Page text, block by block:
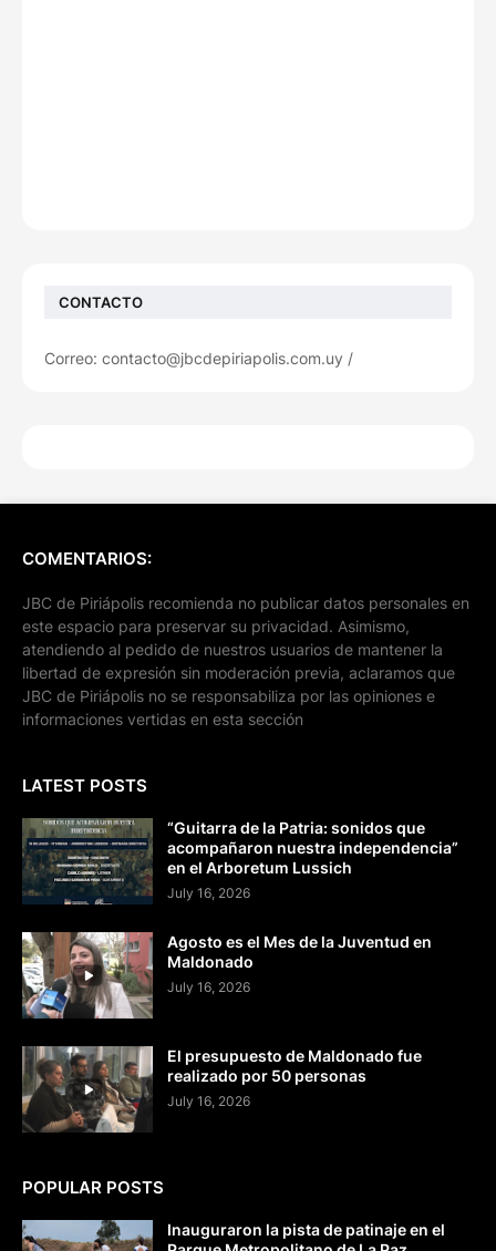
CONTACTO
Correo: contacto@jbcdepiriapolis.com.uy /
COMENTARIOS:
JBC de Piriápolis recomienda no publicar datos personales en
este espacio para preservar su privacidad. Asimismo,
atendiendo al pedido de nuestros usuarios de mantener la
libertad de expresión sin moderación previa, aclaramos que
JBC de Piriápolis no se responsabiliza por las opiniones e
informaciones vertidas en esta sección
LATEST POSTS
“Guitarra de la Patria: sonidos que
acompañaron nuestra independencia”
en el Arboretum Lussich
July 16, 2026
Agosto es el Mes de la Juventud en
Maldonado
July 16, 2026
El presupuesto de Maldonado fue
realizado por 50 personas
July 16, 2026
POPULAR POSTS
Inauguraron la pista de patinaje en el